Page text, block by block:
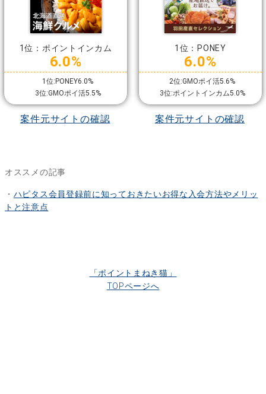
1位：ポイントインカム
6.0%
1位:PONEY6.0%
3位:GMOポイ活5.5%
案件元サイトの確認
1位：PONEY
6.0%
2位:GMOポイ活5.6%
3位:ポイントインカム5.0%
案件元サイトの確認
オススメの記事
・ ハピタス会員登録前に知っておきたいお得な入会方法やメリッ
トと注意点
「ポイントまねき猫」
TOPページへ